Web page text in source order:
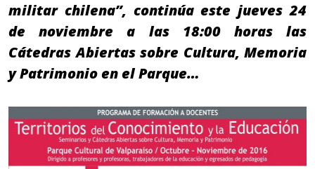
militar chilena”, continúa este jueves 24
de noviembre a las 18:00 horas las
Cátedras Abiertas sobre Cultura, Memoria
y Patrimonio en el Parque…